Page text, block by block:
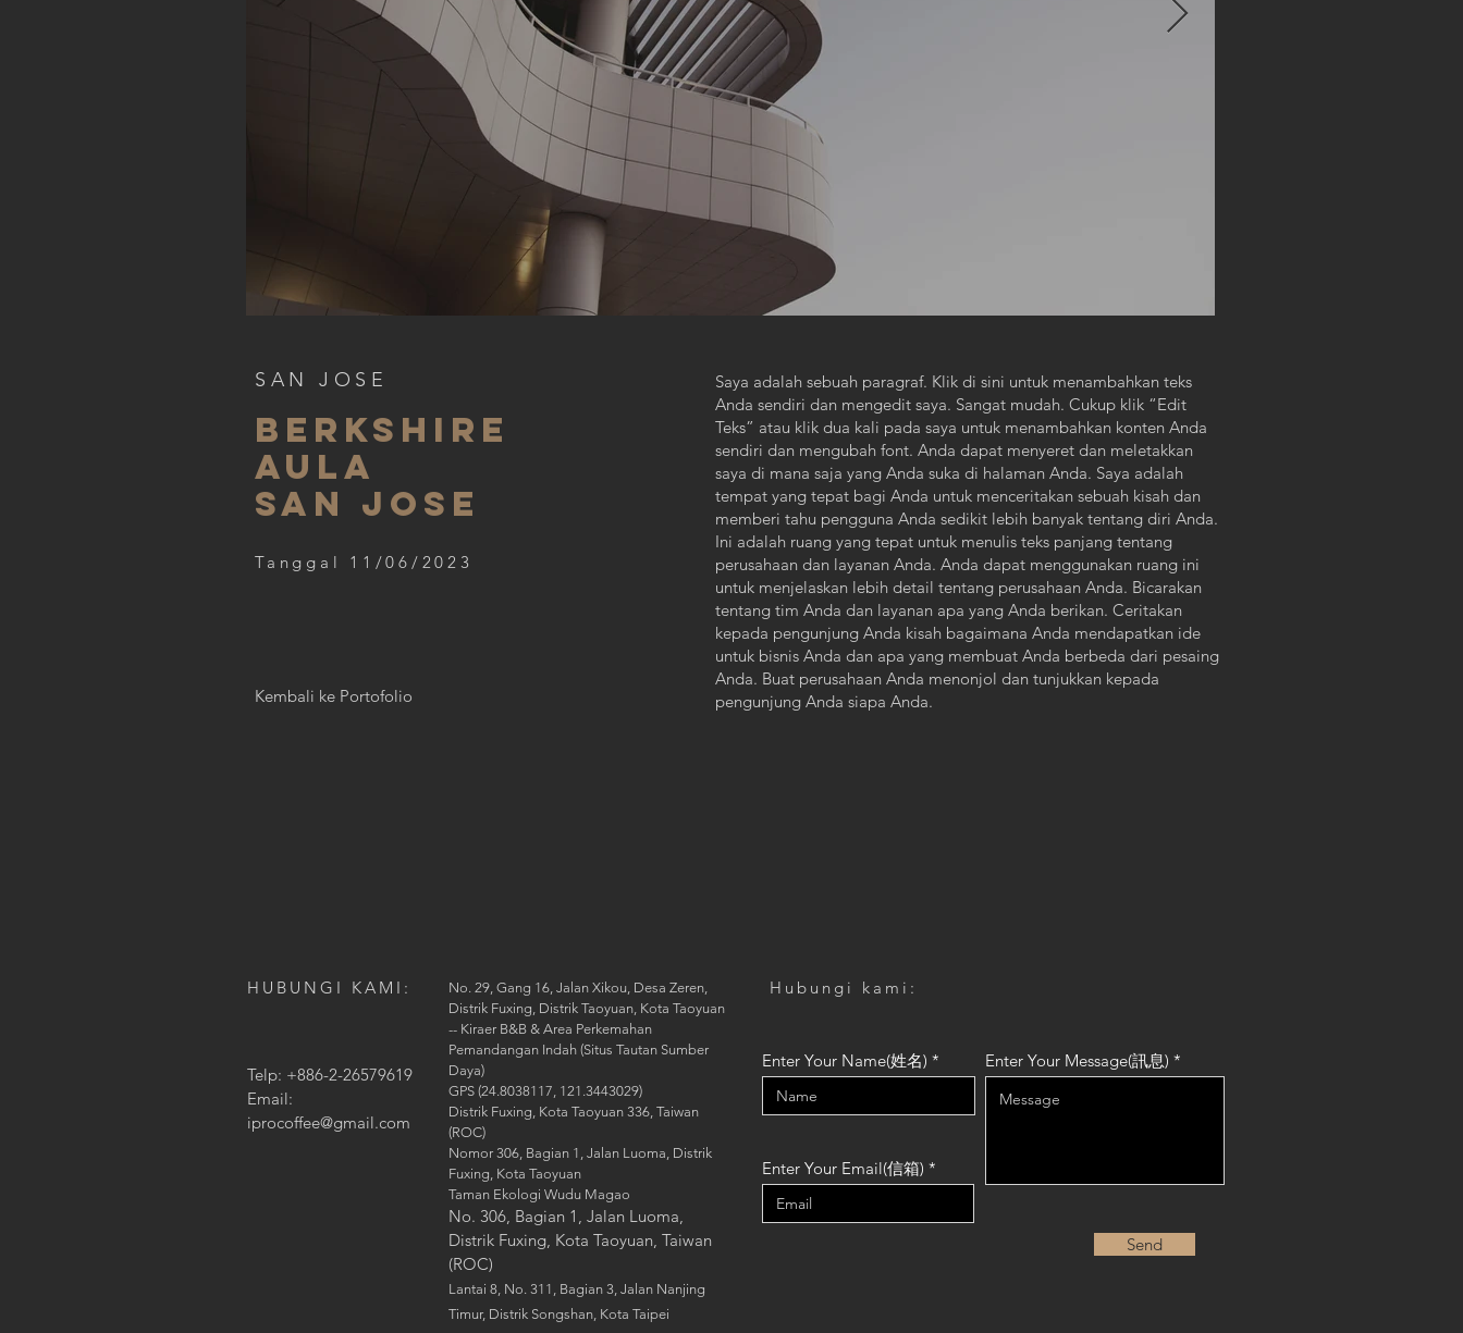
SAN JOSE
BERKSHIRE
aula
SAN JOSE
Tanggal 11/06/2023
Kembali ke Portofolio
Saya adalah sebuah paragraf. Klik di sini untuk menambahkan teks
Anda sendiri dan mengedit saya. Sangat mudah. Cukup klik “Edit
Teks” atau klik dua kali pada saya untuk menambahkan konten Anda
sendiri dan mengubah font. Anda dapat menyeret dan meletakkan
saya di mana saja yang Anda suka di halaman Anda. Saya adalah
tempat yang tepat bagi Anda untuk menceritakan sebuah kisah dan
memberi tahu pengguna Anda sedikit lebih banyak tentang diri Anda.
Ini adalah ruang yang tepat untuk menulis teks panjang tentang
perusahaan dan layanan Anda. Anda dapat menggunakan ruang ini
untuk menjelaskan lebih detail tentang perusahaan Anda. Bicarakan
tentang tim Anda dan layanan apa yang Anda berikan. Ceritakan
kepada pengunjung Anda kisah bagaimana Anda mendapatkan ide
untuk bisnis Anda dan apa yang membuat Anda berbeda dari pesaing
Anda. Buat perusahaan Anda menonjol dan tunjukkan kepada
pengunjung Anda siapa Anda.
HUBUNGI KAMI:
Telp: +886-2-26579619
Email:
iprocoffee@gmail.com
No. 29, Gang 16, Jalan Xikou, Desa Zeren,
Distrik Fuxing, Distrik Taoyuan, Kota Taoyuan
-- Kiraer B&B & Area Perkemahan
Pemandangan Indah (Situs Tautan Sumber
Daya)
GPS (24.8038117, 121.3443029)
Distrik Fuxing, Kota Taoyuan 336, Taiwan
(ROC)
Nomor 306, Bagian 1, Jalan Luoma, Distrik
Fuxing, Kota Taoyuan
Taman Ekologi Wudu Magao
No. 306, Bagian 1, Jalan Luoma,
Distrik Fuxing, Kota Taoyuan, Taiwan
(ROC)
Lantai 8, No. 311, Bagian 3, Jalan Nanjing
Timur, Distrik Songshan, Kota Taipei
Hubungi kami:
Enter Your Name(姓名)
Enter Your Email(信箱)
Enter Your Message(訊息)
Send